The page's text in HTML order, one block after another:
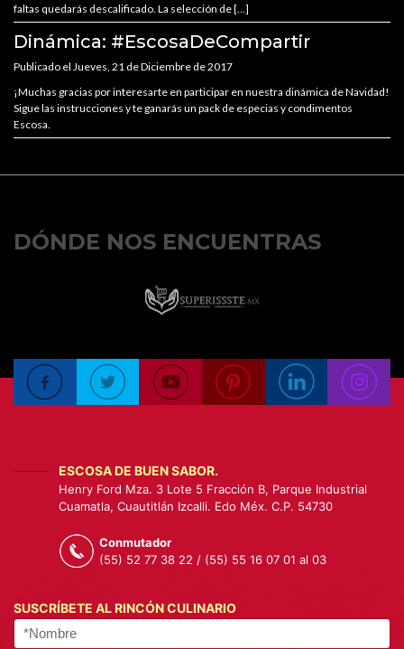
faltas quedarás descalificado. La selección de […]
Dinámica: #EscosaDeCompartir
Publicado el Jueves , 21 deDiciembre de 2017
¡Muchas gracias por interesarte en participar en nuestra dinámica de Navidad!
Sigue las instrucciones y te ganarás un pack de especias y condimentos
Escosa.
DÓNDE NOS ENCUENTRAS
ESCOSA DE BUEN SABOR.
Henry Ford Mza. 3 Lote 5 Fracción B, Parque Industrial
Cuamatla, Cuautitlán Izcalli. Edo Méx. C.P. 54730
Conmutador
(55) 52 77 38 22 / (55) 55 16 07 01 al 03
SUSCRÍBETE AL RINCÓN CULINARIO